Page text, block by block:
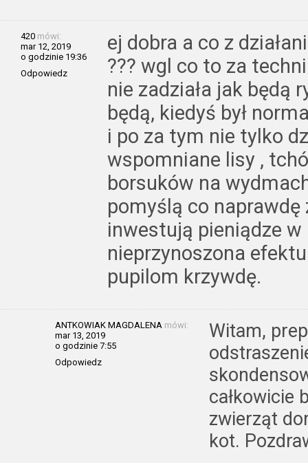
420 mówi:
mar 12, 2019
o godzinie 19:36
Odpowiedz
ej dobra a co z
??? wgl co to za
nie zadziała jak będą
będą, kiedyś był
i po za tym nie tylko
wspomniane lisy ,
borsuków na
pomyślą co
inwestują pieniądze
nieprzynoszona
pupilom krzywdę.
ANTKOWIAK MAGDALENA mówi:
mar 13, 2019
o godzinie 7:55
Odpowiedz
Witam,
całkowicie
zwierząt
kot.